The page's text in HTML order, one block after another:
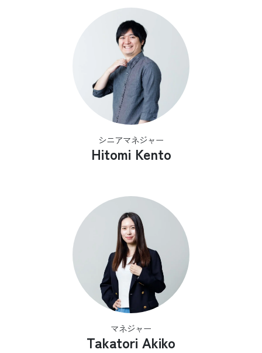
シニアマネジャー
Hitomi Kento
マネジャー
Takatori Akiko